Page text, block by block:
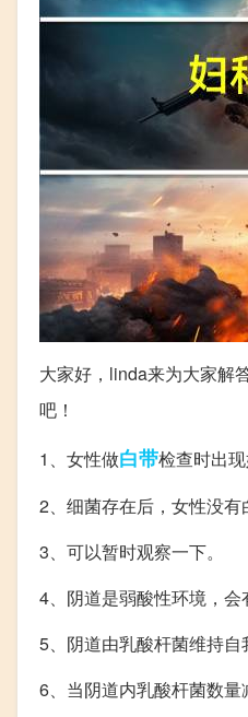
大家好，linda来为大家解
吧！
1、女性做白带检查时出
2、细菌存在后，女性没有
3、可以暂时观察一下。
4、阴道是弱酸性环境，会
5、阴道由乳酸杆菌维持自
6、当阴道内乳酸杆菌数量